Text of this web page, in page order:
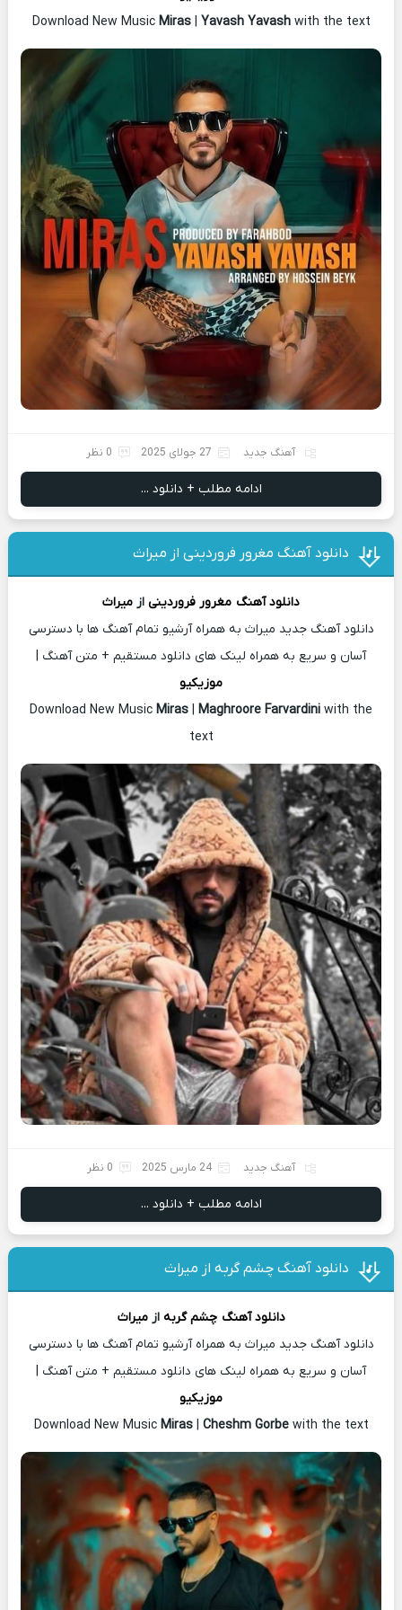
Download New Music Miras| Yavash Yavash with the text
آهنگ جدید 27 جولای 2025 0 نظر
ادامه مطلب + دانلود ...
دانلود آهنگ مغرور فروردینی از میراث
دانلود آهنگ مغرور فروردینی از میراث
دانلود آهنگ جدید میراث به همراه آرشیو تمام آهنگ ها با دسترسی
آسان و سریع به همراه لینک های دانلود مستقیم + متن آهنگ |
موزیکیو
Download New Music Miras | Maghroore Farvardini with the
text
آهنگ جدید 24 مارس 2025 0 نظر
ادامه مطلب + دانلود ...
دانلود آهنگ چشم گربه از میراث
دانلود آهنگ چشم گربه ازمیراث
دانلود آهنگ جدید میراث به همراه آرشیو تمام آهنگ ها با دسترسی
آسان و سریع به همراه لینک های دانلود مستقیم + متن آهنگ |
موزیکیو
Download New Music Miras| Cheshm Gorbe with the text